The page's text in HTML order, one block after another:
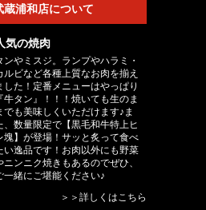
蔵浦和店について
気の焼肉
ンやミスジ。ランプやハラミ・
ルビなど各種上質なお肉を揃え
した！定番メニューはやっぱり
『牛タン』！！！焼いても生のま
でも美味しくいただけます♪ま
、数量限定で【黒毛和牛特上ヒ
塊】が登場！サッと炙って食べ
い逸品です！お肉以外にも野菜
ニンニク焼きもあるのでぜひ、
一緒にご堪能ください♪
＞＞詳しくはこちら